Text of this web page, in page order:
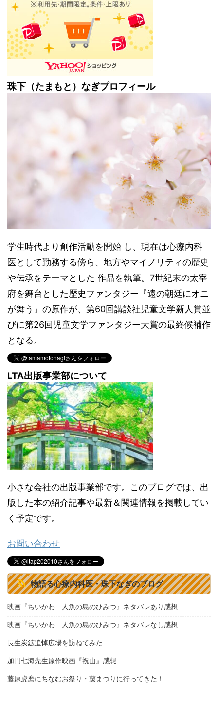
珠下（たまもと）なぎプロフィール
学生時代より創作活動を開始 し、現在は心療内科
医として勤務する傍ら、地方やマイノリティの歴史
や伝承をテーマとした 作品を執筆。7世紀末の太宰
府を舞台とした歴史ファンタジー『遠の朝廷にオニ
が舞う』の原作が、第60回講談社児童文学新人賞並
びに第26回児童文学ファンタジー大賞の最終候補作
となる。
LTA出版事業部について
小さな会社の出版事業部です。このブログでは、出
版した本の紹介記事や最新＆関連情報を掲載してい
く予定です。
お問い合わせ
物語る心療内科医・珠下なぎのブログ
映画『ちいかわ 人魚の島のひみつ』ネタバレあり感想
映画『ちいかわ 人魚の島のひみつ』ネタバレなし感想
長生炭鉱追悼広場を訪ねてみた
加門七海先生原作映画『祝山』感想
藤原虎麿にちなむお祭り・藤まつりに行ってきた！